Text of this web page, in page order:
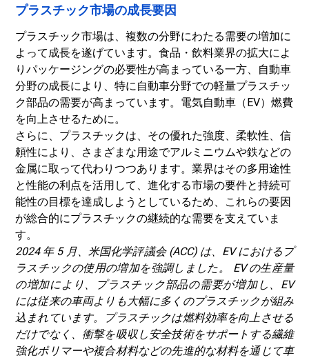
プラスチック市場の成長要因
プラスチック市場は、複数の分野にわたる需要の増加に
よって成長を遂げています。食品・飲料業界の拡大によ
りパッケージングの必要性が高まっている一方、自動車
分野の成長により、特に自動車分野での軽量プラスチッ
ク部品の需要が高まっています。 電気自動車（EV） 燃費
を向上させるために。
さらに、プラスチックは、その優れた強度、柔軟性、信
頼性により、さまざまな用途でアルミニウムや鉄などの
金属に取って代わりつつあります。業界はその多用途性
と性能の利点を活用して、進化する市場の要件と持続可
能性の目標を達成しようとしているため、これらの要因
が総合的にプラスチックの継続的な需要を支えていま
す。
2024 年 5 月、米国化学評議会 (ACC) は、EV におけるプ
ラスチックの使用の増加を強調しました。 EV の生産量
の増加により、プラスチック部品の需要が増加し、EV
には従来の車両よりも大幅に多くのプラスチックが組み
込まれています。プラスチックは燃料効率を向上させる
だけでなく、衝撃を吸収し安全技術をサポートする繊維
強化ポリマーや複合材料などの先進的な材料を通じて車